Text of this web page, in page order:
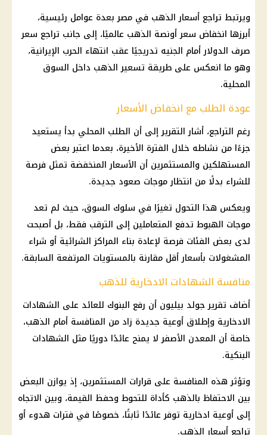
ويرتبط تراجع أسعار الذهب في مصر بعدة عوامل رئيسية،
أبرزها انخفاض سعر أونصة الذهب عالميًا، إلى جانب تراجع سعر
صرف الدولار أمام الجنيه تدريجيًا عقب انتهاء الحرب الإيرانية،
وهو ما انعكس على طريقة تسعير الذهب داخل السوق
المحلية.
عودة الطلب مع انخفاض الأسعار
رغم التراجع، أشار التقرير إلى أن الطلب المحلي بدأ يستعيد
جزءًا من نشاطه خلال الفترة الأخيرة، بعدما اعتبر بعض
المستهلكين والمستثمرين أن الأسعار المنخفضة تمثل فرصة
للشراء بدلًا من انتظار موجات صعود جديدة.
ويعكس هذا التحول تغيرًا في سلوك السوق، حيث لم تعد
موجات الهبوط تدفع المتعاملين إلى الترقب فقط، بل أصبحت
لدى بعض الفئات فرصة لإعادة بناء المراكز الشرائية أو شراء
المشغولات بأسعار أقل مقارنة بالمستويات المرتفعة السابقة.
منافسة الشهادات الادخارية للذهب
أضاف تقرير جولد بيليون أن رفع البنوك للعائد على الشهادات
الادخارية وإطلاق أوعية جديدة زاد من المنافسة أمام الذهب،
خاصة أن المعدن الأصفر لا يمنح عائدًا دوريًا مثل الشهادات
البنكية.
وتؤثر هذه المنافسة على قرارات المستثمرين، إذ يوازن البعض
بين الاحتفاظ بالذهب كأداة للتحوط وحفظ القيمة، وبين الاتجاه
إلى أوعية ادخارية توفر عائدًا ثابتًا، خصوصًا في فترات هدوء أو
تراجع أسعار الذهب.